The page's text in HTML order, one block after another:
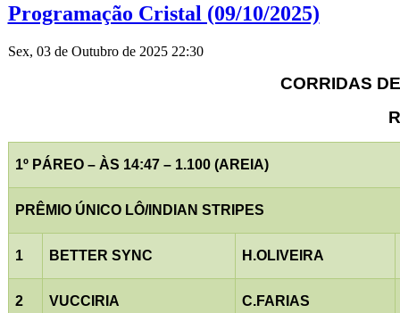
Programação Cristal (09/10/2025)
Sex, 03 de Outubro de 2025 22:30
CORRIDAS
1º PÁREO – ÀS 14:47 – 1.100 (AREIA)
PRÊMIO ÚNICO LÔ/INDIAN STRIPES
1 BETTER SYNC H.OLIVEIRA
2 VUCCIRIA C.FARIAS